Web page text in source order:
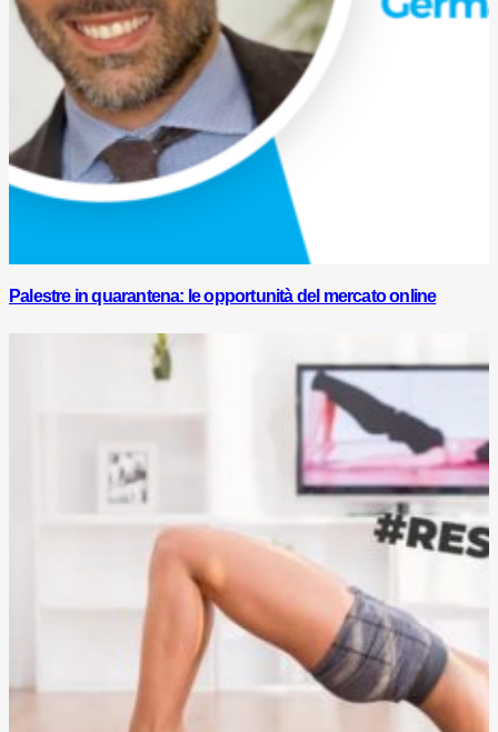
Palestre in quarantena: le opportunità del mercato online